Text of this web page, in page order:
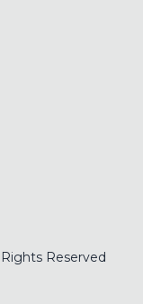
Reserved